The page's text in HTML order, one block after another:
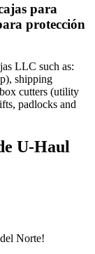
para
protección
LLC such as:
shipping
cutters (utility
padlocks and
U-Haul
Norte!